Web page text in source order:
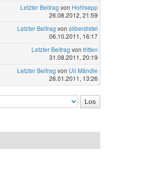
Letzter Beitrag von Hohlsepp
26.08.2012, 21:59
Letzter Beitrag von silberdistel
06.10.2011, 16:17
Letzter Beitrag von fritten
31.08.2011, 20:19
Letzter Beitrag von Uli Mändle
26.01.2011, 13:26